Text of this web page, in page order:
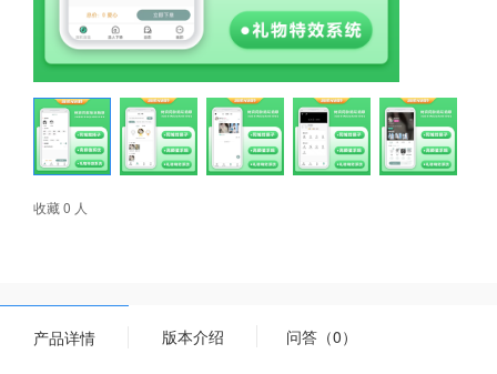
收藏 0 人
产品详情 版本介绍 问答（0）